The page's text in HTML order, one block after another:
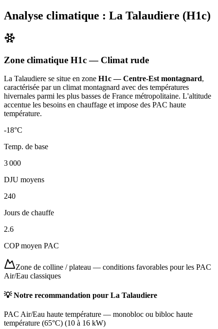
Analyse climatique : La Talaudiere (H1c)
Zone climatique H1c— Climat rude
La Talaudiere se situe en zone H1c — Centre-Est montagnard,
caractérisée par un climat montagnard avec des températures
hivernales parmi les plus basses de France métropolitaine. L'altitude
accentue les besoins en chauffage et impose des PAC haute
température.
-18°C
Temp. de base
3 000
DJU moyens
240
Jours de chauffe
2.6
COP moyen PAC
Zone de colline / plateau — conditions favorables pour les PAC
Air/Eau classiques
💡 Notre recommandation pour La Talaudiere
PAC Air/Eau haute température — monobloc ou bibloc haute
température (65°C) (10 à 16 kW)